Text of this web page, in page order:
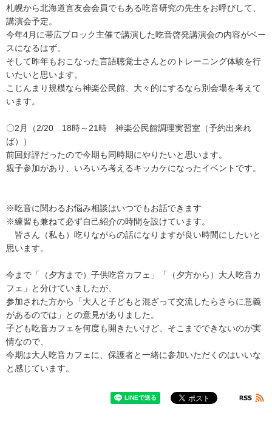
札幌から北海道言友会会員でもある吃音研究の先生をお呼びして、
講演会予定。
今年4月に帯広ブロック主催で講演した吃音啓発講演会の内容がベー
スになるはず。
そして昨年もおこなった言語聴覚士さんとのトレーニング体験を行
いたいと思います。
こじんまり規模なら神楽公民館、大々的にするなら別会場を考えて
います。
〇2月（2/20 18時～21時 神楽公民館調理実習室（予約出来れ
ば））
前回好評だったので今期も同時期にやりたいと思います。
親子参加があり、いろいろ考えるキッカケになったイベントです。
※吃音に関わるお悩み相談はいつでもお話できます
※練習も兼ねて必ず自己紹介の時間を設けています。
皆さん（私も）吃りながらの話になりますが良い時間にしたいと
思います。
今まで「（夕方まで）子供吃音カフェ」「（夕方から）大人吃音カ
フェ」と分けていましたが、
参加された方から「大人と子どもと混ざって交流したらさらに意義
があるのでは」との意見がありました。
子ども吃音カフェを何度も開きたいけど、そこまでできないのが実
情なので、
今期は大人吃音カフェに、保護者と一緒に参加いただくのはいいな
と感じています。